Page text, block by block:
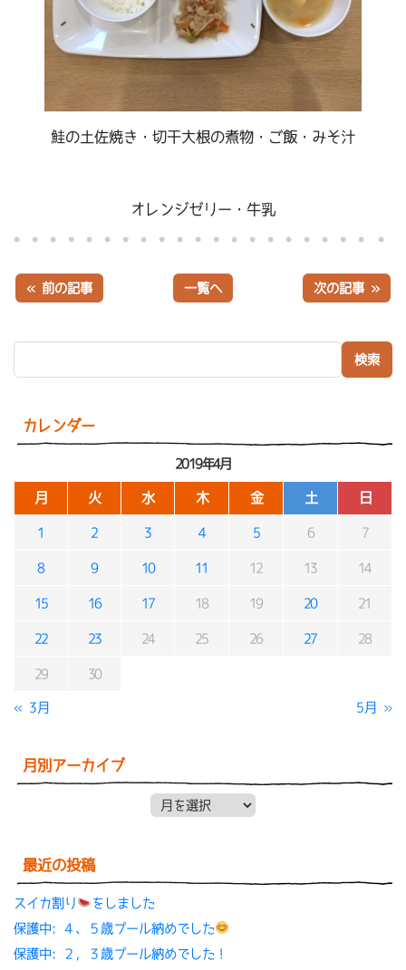
カレンダー
2019年4月
月 火 水 木 金 土 日
1 2 3 4 5 6 7
8 9 10 11 12 13 14
15 16 17 18 19 20 21
22 23 24 25 26 27 28
29 30
« 3月 5月 »
月別アーカイブ
最近の投稿
スイカ割り
をしました
保護中: ４、５歳プール納めでした
保護中: ２，３歳プール納めでした！
鮭の土佐焼き・切干大根の煮物・ご飯・みそ汁
オレンジゼリー・牛乳
« 前の記事 一覧へ 次の記事 »